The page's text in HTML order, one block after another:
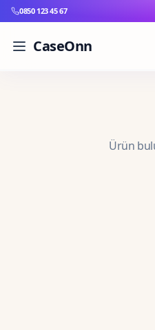
0850 123 45 67
CaseOnn
Ürün